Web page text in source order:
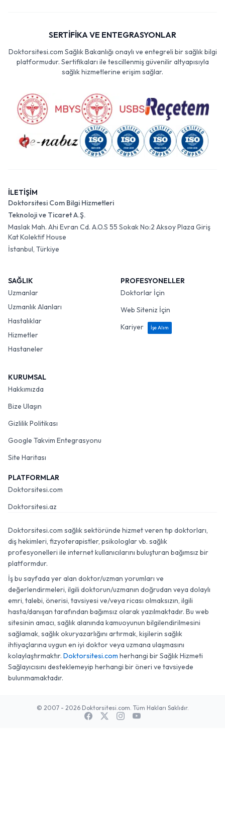
SERTİFİKA VE ENTEGRASYONLAR
Doktorsitesi.com Sağlık Bakanlığı onaylı ve entegreli bir sağlık bilgi
platformudur. Sertifikaları ile tescillenmiş güvenilir altyapısıyla
sağlık hizmetlerine erişim sağlar.
İLETİŞİM
Doktorsitesi Com Bilgi Hizmetleri
Teknoloji ve Ticaret A.Ş.
Maslak Mah. Ahi Evran Cd. A.O.S 55 Sokak No:2 Aksoy Plaza Giriş
Kat Kolektif House
İstanbul, Türkiye
SAĞLIK
Uzmanlar
Uzmanlık Alanları
Hastalıklar
Hizmetler
Hastaneler
PROFESYONELLER
Doktorlar İçin
Web Siteniz İçin
Kariyer
İşe Alım
KURUMSAL
Hakkımızda
Bize Ulaşın
Gizlilik Politikası
Google Takvim Entegrasyonu
Site Haritası
PLATFORMLAR
Doktorsitesi.com
Doktorsitesi.az
Doktorsitesi.com sağlık sektöründe hizmet veren tıp doktorları,
diş hekimleri, fizyoterapistler, psikologlar vb. sağlık
profesyonelleri ile internet kullanıcılarını buluşturan bağımsız bir
platformdur.
İş bu sayfada yer alan doktor/uzman yorumları ve
değerlendirmeleri, ilgili doktorun/uzmanın doğrudan veya dolaylı
emri, talebi, önerisi, tavsiyesi ve/veya ricası olmaksızın, ilgili
hasta/danışan tarafından bağımsız olarak yazılmaktadır. Bu web
sitesinin amacı, sağlık alanında kamuoyunun bilgilendirilmesini
sağlamak, sağlık okuryazarlığını artırmak, kişilerin sağlık
ihtiyaçlarına uygun en iyi doktor veya uzmana ulaşmasını
kolaylaştırmaktır. Doktorsitesi.com herhangi bir Sağlık Hizmeti
Sağlayıcısını desteklemeyip herhangi bir öneri ve tavsiyede
bulunmamaktadır.
© 2007 - 2026 Doktorsitesi.com. Tüm Hakları Saklıdır.